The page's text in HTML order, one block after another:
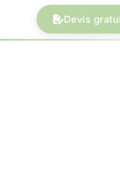
Devis